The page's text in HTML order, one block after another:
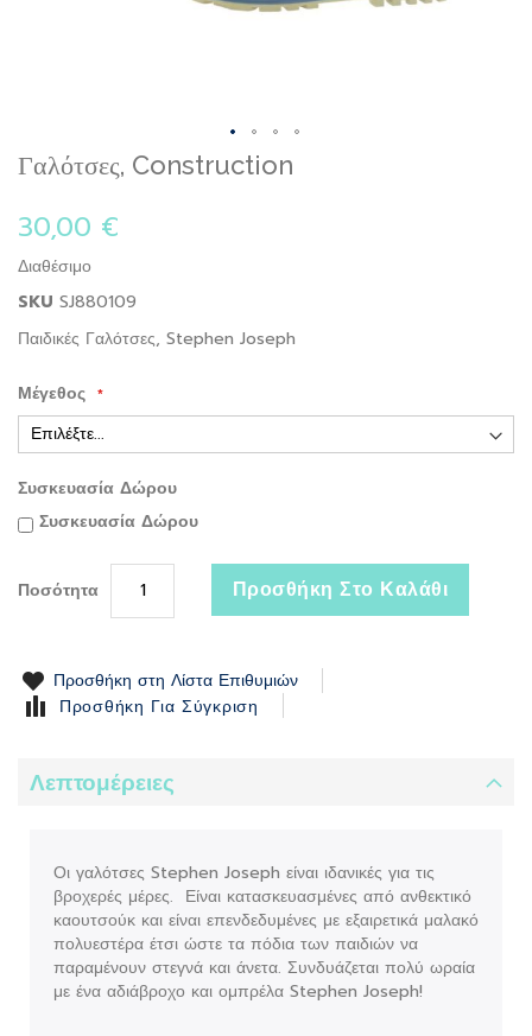
Γαλότσες, Construction
30,00 €
Διαθέσιμο
SKU SJ880109
Παιδικές Γαλότσες, Stephen Joseph
Μέγεθος
Συσκευασία Δώρου
Συσκευασία Δώρου
Ποσότητα Προσθήκη Στο Καλάθι
Προσθήκη στη Λίστα Επιθυμιών
Προσθήκη Για Σύγκριση
Λεπτομέρειες
Οι γαλότσες Stephen Joseph είναι ιδανικές για τις
βροχερές μέρες. Είναι κατασκευασμένες από ανθεκτικό
καουτσούκ και είναι επενδεδυμένες με εξαιρετικά μαλακό
πολυεστέρα έτσι ώστε τα πόδια των παιδιών να
παραμένουν στεγνά και άνετα. Συνδυάζεται πολύ ωραία
με ένα αδιάβροχο και ομπρέλα Stephen Joseph!
Skip
beginning
of
the
images
gallery